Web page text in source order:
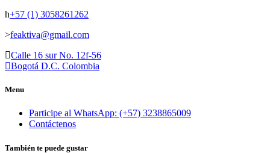
+57 (1) 3058261262
feaktiva@gmail.com
Calle 16 sur No. 12f-56
Bogotá D.C. Colombia
Menu
Participe al WhatsApp: (+57) 3238865009
Contáctenos
También te puede gustar